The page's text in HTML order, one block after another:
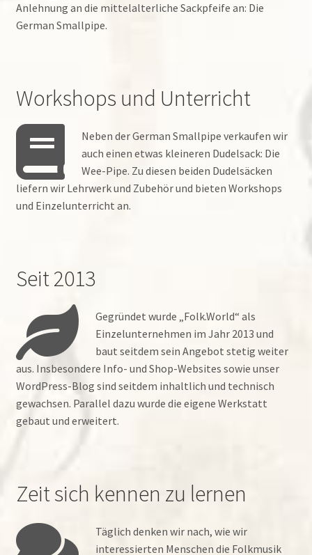
Anlehnung an die mittelalterliche Sackpfeife an: Die
German Smallpipe.
Workshops und Unterricht
Neben der German Smallpipe verkaufen wir
auch einen etwas kleineren Dudelsack: Die
Wee-Pipe. Zu diesen beiden Dudelsäcken
liefern wir Lehrwerk und Zubehör und bieten Workshops
und Einzelunterricht an.
Seit 2013
Gegründet wurde „Folk.World“ als
Einzelunternehmen im Jahr 2013 und
baut seitdem sein Angebot stetig weiter
aus. Insbesondere Info- und Shop-Websites sowie unser
WordPress-Blog sind seitdem inhaltlich und technisch
gewachsen. Parallel dazu wurde die eigene Werkstatt
gebaut und erweitert.
Zeit sich kennen zu lernen
Täglich denken wir nach, wie wir
interessierten Menschen die Folkmusik